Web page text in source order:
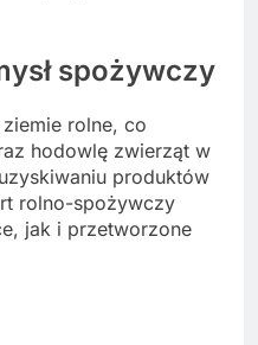
spożywczy
rolne, co
hodowlę zwierząt w
produktów
rolno-spożywczy
jak i przetworzone